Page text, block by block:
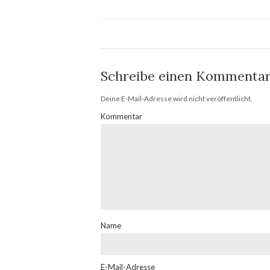
Schreibe einen
Deine E-Mail-Adresse wird nicht veröffentlicht.
Kommentar
Name
E-Mail-Adresse